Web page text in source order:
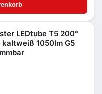
LEDtube T5 200°
1050lm G5